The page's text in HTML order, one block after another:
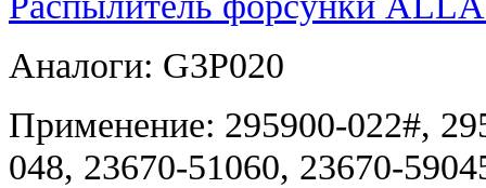
Аналоги: G3P020
Применение: 295900-022#,
048, 23670-51060, 23670-